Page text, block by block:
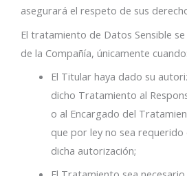
asegurará el respeto de sus
El tratamiento de Datos Sensible
de la Compañía, únicamente cuando:
El Titular haya dado su
dicho Tratamiento al
o al Encargado del
que por ley no sea
dicha autorización;